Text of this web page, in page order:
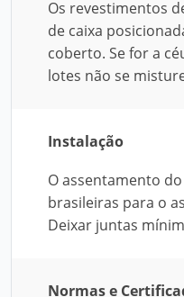
Os revestimentos
de caixa
coberto. Se for a
lotes não se
Instalação
O assentamento
brasileiras para o
Deixar juntas
Normas e